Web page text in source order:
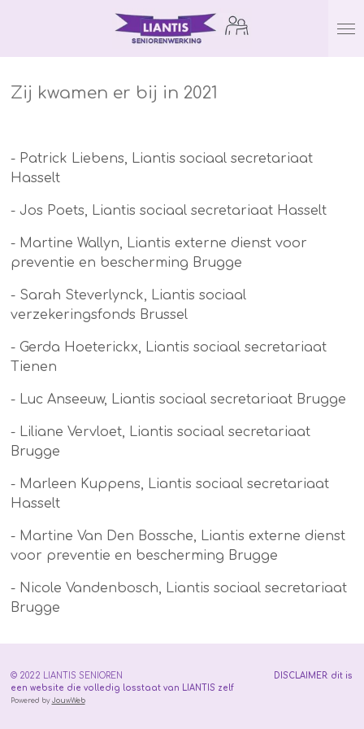
naar
hoofdinhoud
Zij kwamen er bij in 2021
- Patrick Liebens, Liantis sociaal secretariaat
Hasselt
- Jos Poets, Liantis sociaal secretariaat Hasselt
- Martine Wallyn, Liantis externe dienst voor
preventie en bescherming Brugge
- Sarah Steverlynck, Liantis sociaal
verzekeringsfonds Brussel
- Gerda Hoeterickx, Liantis sociaal secretariaat
Tienen
- Luc Anseeuw, Liantis sociaal secretariaat Brugge
- Liliane Vervloet, Liantis sociaal secretariaat
Brugge
- Marleen Kuppens, Liantis sociaal secretariaat
Hasselt
- Martine Van Den Bossche, Liantis externe dienst
voor preventie en bescherming Brugge
- Nicole Vandenbosch, Liantis sociaal secretariaat
Brugge
© 2022 LIANTIS SENIOREN DISCLAIMER: dit is
een website die volledig losstaat van LIANTIS zelf
Powered by JouwWeb